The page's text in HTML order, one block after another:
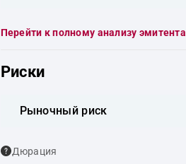
Перейти к полному анализу эмитента
Риски
Рыночный риск
Дюрация